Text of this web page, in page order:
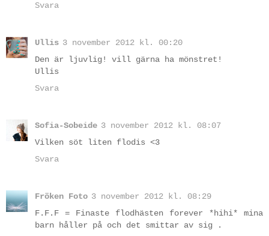
Svara
Ullis 3 november 2012 kl. 00:20
Den är ljuvlig! vill gärna ha mönstret!
Ullis
Svara
Sofia-Sobeide 3 november 2012 kl. 08:07
Vilken söt liten flodis <3
Svara
Fröken Foto 3 november 2012 kl. 08:29
F.F.F = Finaste flodhästen forever *hihi* mina
barn håller på och det smittar av sig .